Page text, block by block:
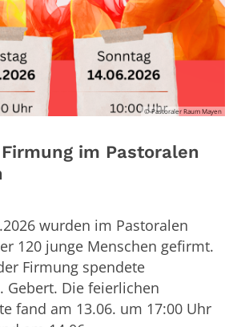
© Pastoraler Raum Mayen
im Pastoralen
wurden im Pastoralen
120 junge Menschen gefirmt.
Firmung spendete
Gebert. Die feierlichen
fand am 13.06. um 17:00 Uhr